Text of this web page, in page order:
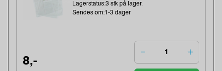
Lagerstatus:3 stk på lager.
Sendes om:1-3 dager
8,-